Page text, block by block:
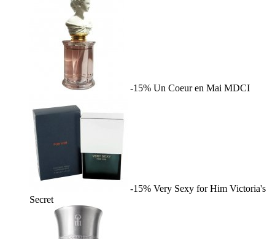
-15% Un Coeur en Mai MDCI
-15% Very Sexy for Him Victoria's
Secret